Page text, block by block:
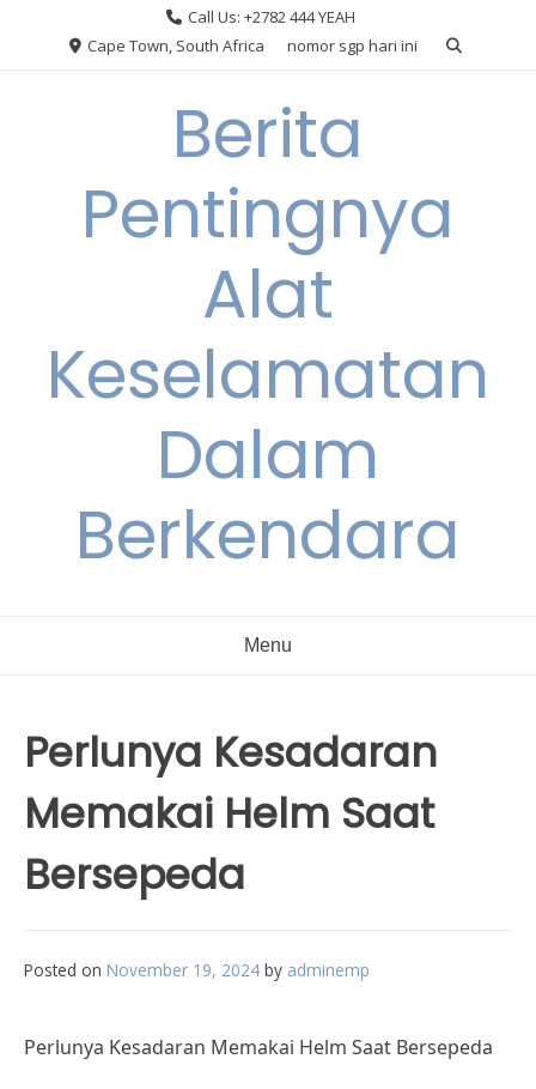
Call Us: +2782 444 YEAH
Cape Town, South Africa
nomor sgp hari ini
Berita
Pentingnya
Alat
Keselamatan
Dalam
Berkendara
Menu
Perlunya Kesadaran
Memakai Helm Saat
Bersepeda
Posted on November 19, 2024 by adminemp
Perlunya Kesadaran Memakai Helm Saat Bersepeda